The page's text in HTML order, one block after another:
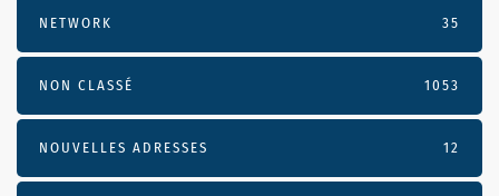
NETWORK 35
NON CLASSÉ 1053
NOUVELLES ADRESSES 12